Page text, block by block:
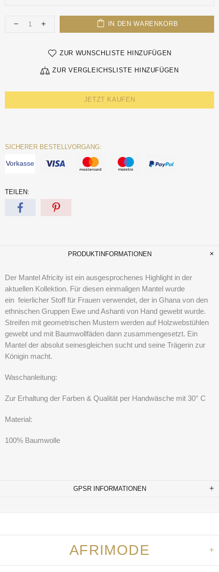
IN DEN WARENKORB
ZUR WUNSCHLISTE HINZUFÜGEN
ZUR VERGLEICHSLISTE HINZUFÜGEN
JETZT KAUFEN
SICHERER BESTELLVORGANG:
Vorkasse
TEILEN:
PRODUKTINFORMATIONEN
Der Mantel Africity ist ein ausgesprochenes Highlight in der
aktuellen Kollektion. Für diesen einmaligen Mantel wurde
ein feierlicher Stoff für Frauen verwendet, der in Ghana von den
ethnischen Gruppen Ewe und Ashanti von Hand gewebt wurde.
Streifen mit geometrischen Mustern werden auf Holzwebstühlen
gewebt und mit Baumwollfäden dann zusammengesetzt. Ein
Mantel der absolut seinesgleichen sucht und seine Trägerin zur
Königin macht.
Waschanleitung:
Zur Erhaltung der Farben & Qualität per Handwäsche mit 30° C
Material:
100% Baumwolle
GPSR INFORMATIONEN
AFRIMODE